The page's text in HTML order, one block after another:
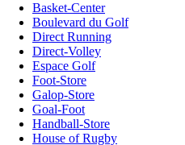
Basket-Center
Boulevard du Golf
Direct Running
Direct-Volley
Espace Golf
Foot-Store
Galop-Store
Goal-Foot
Handball-Store
House of Rugby